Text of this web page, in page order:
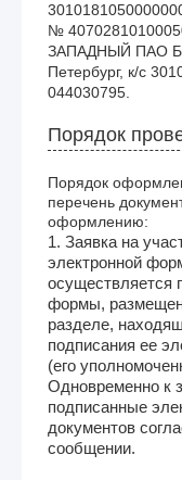
№
ЗАПАДНЫЙ ПАО
Петербург, к/с
044030795.
Порядок
Порядок
перечень
оформлению:
1. Заявка на
электронной
осуществляется
формы,
разделе,
подписания ее
(его
Одновременно к
подписанные
документов
сообщении.